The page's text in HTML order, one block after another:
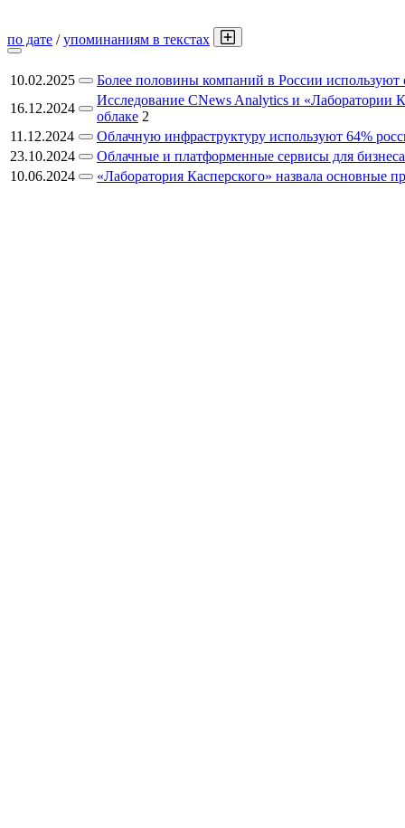
по дате /упоминаниям в текстах
10.02.2025
Более половины компаний в России
16.12.2024
Исследование CNews Analytics и «Лаборатории
облаке 2
11.12.2024
Облачную инфраструктуру используют 64%
23.10.2024
Облачные и платформенные сервисы для
10.06.2024
«Лаборатория Касперского» назвала основные